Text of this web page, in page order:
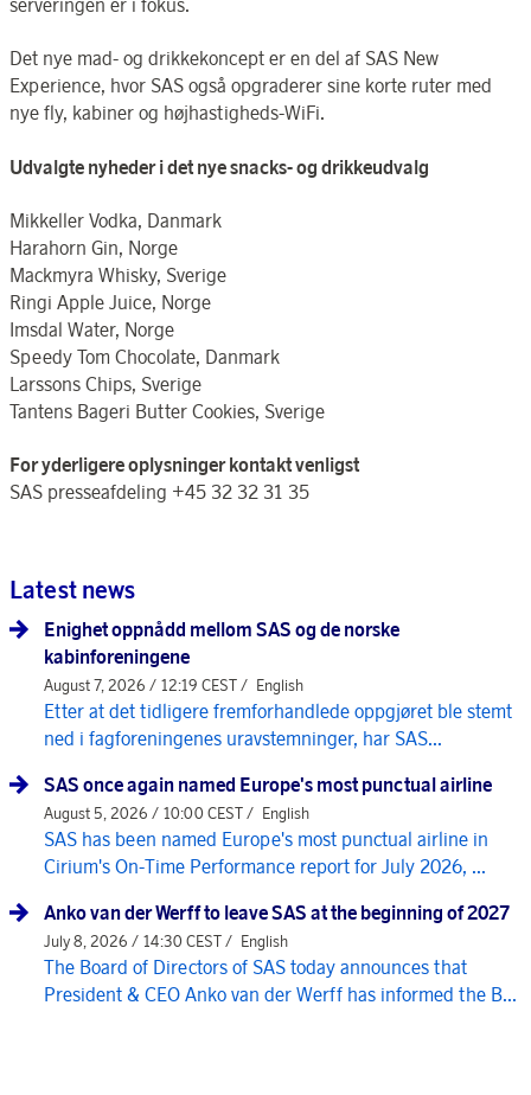
Det nye mad- og drikkekoncept er en del af SAS New
Experience, hvor SAS også opgraderer sine korte ruter med
nye fly, kabiner og højhastigheds-WiFi.
Udvalgte nyheder i det nye snacks- og drikkeudvalg
Mikkeller Vodka, Danmark
Harahorn Gin, Norge
Mackmyra Whisky, Sverige
Ringi Apple Juice, Norge
Imsdal Water, Norge
Speedy Tom Chocolate, Danmark
Larssons Chips, Sverige
Tantens Bageri Butter Cookies, Sverige
For yderligere oplysninger kontakt venligst
SAS presseafdeling +45 32 32 31 35
Latest news
Enighet oppnådd mellom SAS og de norske
kabinforeningene
August 7, 2026 / 12:19 CEST / English
Etter at det tidligere fremforhandlede oppgjøret ble stemt
ned i fagforeningenes uravstemninger, har SAS...
SAS once again named Europe's most punctual airline
August 5, 2026 / 10:00 CEST / English
SAS has been named Europe's most punctual airline in
Cirium's On-Time Performance report for July 2026, ...
Anko van der Werff to leave SAS at the beginning of 2027
July 8, 2026 / 14:30 CEST / English
The Board of Directors of SAS today announces that
President & CEO Anko van der Werff has informed the B...